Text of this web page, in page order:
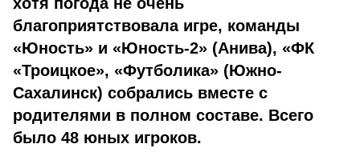
благоприятствовала игре, команды
«Юность» и «Юность-2» (Анива), «ФК
«Троицкое», «Футболика» (Южно-
Сахалинск) собрались вместе с
родителями в полном составе. Всего
было 48 юных игроков.